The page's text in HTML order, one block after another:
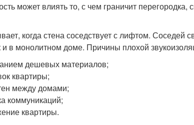
может влиять то, с чем граничит перегородка,
когда стена соседствует с лифтом. Соседей
и в монолитном доме. Причины плохой
дешевых материалов;
квартиры;
между домами;
коммуникаций;
квартиры.